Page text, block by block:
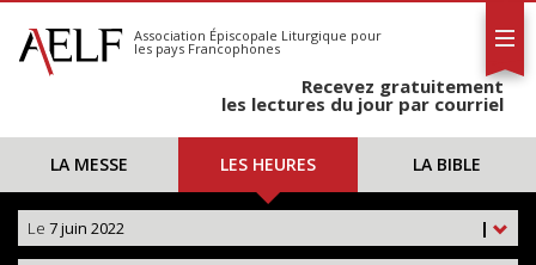
S'abonner
Calendrier
Association Épiscopale Liturgique pour
les pays Francophones
Recevez gratuitement
les lectures du jour par courriel
LA MESSE LES HEURES LA BIBLE
|
Le 7 juin 2022